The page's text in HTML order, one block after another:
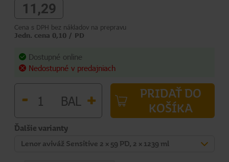
11,29
Cena s DPH bez nákladov na prepravu
Jedn. cena 0,10 / PD
Dostupné online
Nedostupné v predajniach
- BAL +
PRIDAŤ DO
KOŠÍKA
Ďalšie varianty
Lenor aviváž Sensitive 2 × 59 PD, 2 × 1239 ml